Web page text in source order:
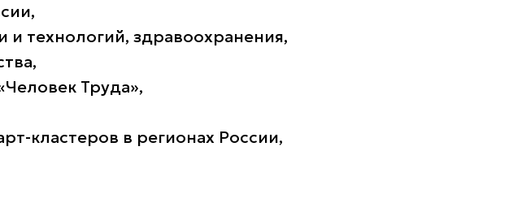
технологий, здравоохранения,
Труда»,
кластеров в регионах России,